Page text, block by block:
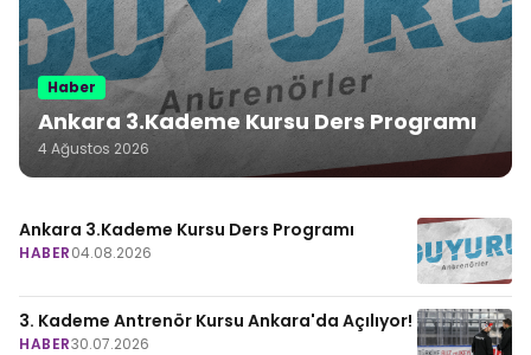
Haber
Ankara 3.Kademe Kursu Ders Programı
4 Ağustos 2026
Ankara 3.Kademe Kursu Ders Programı
HABER04.08.2026
3. Kademe Antrenör Kursu Ankara'da Açılıyor!
HABER30.07.2026